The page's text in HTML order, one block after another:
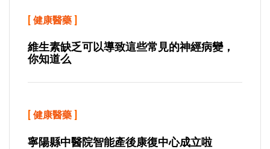
[ 健康醫藥 ]
維生素缺乏可以導致這些常見的神經病變，
你知道么
[ 健康醫藥 ]
寧陽縣中醫院智能產後康復中心成立啦